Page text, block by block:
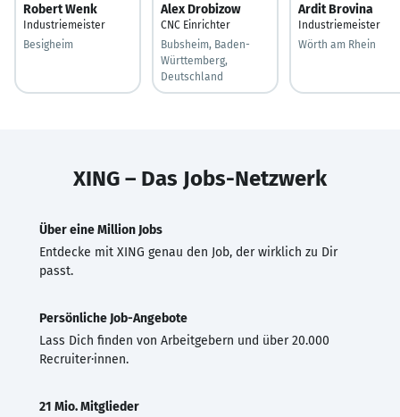
Robert Wenk
Industriemeister
Besigheim
Alex Drobizow
CNC Einrichter
Bubsheim, Baden-
Württemberg,
Deutschland
Ardit Brovina
Industriemeister
Wörth am Rhein
XING – Das Jobs-Netzwerk
Über eine Million Jobs
Entdecke mit XING genau den Job, der wirklich zu Dir
passt.
Persönliche Job-Angebote
Lass Dich finden von Arbeitgebern und über 20.000
Recruiter·innen.
21 Mio. Mitglieder